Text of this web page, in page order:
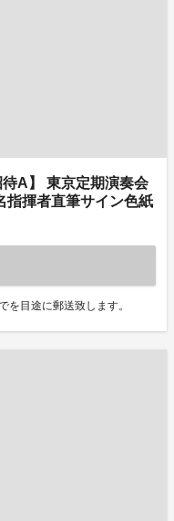
待A】 東京定期演奏会
指揮者直筆サイン色紙
を目途に郵送致します。